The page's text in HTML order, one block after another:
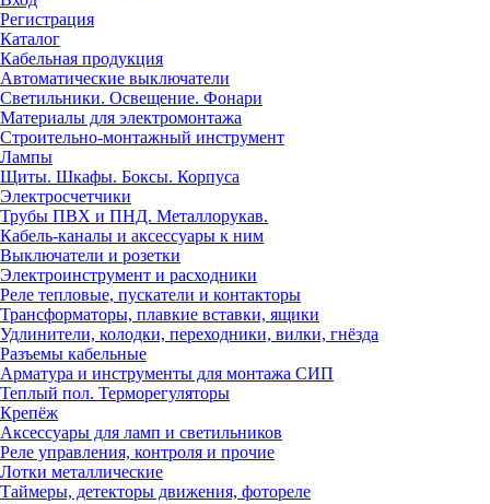
Регистрация
Каталог
Кабельная продукция
Автоматические выключатели
Светильники. Освещение. Фонари
Материалы для электромонтажа
Строительно-монтажный инструмент
Лампы
Щиты. Шкафы. Боксы. Корпуса
Электросчетчики
Трубы ПВХ и ПНД. Металлорукав.
Кабель-каналы и аксессуары к ним
Выключатели и розетки
Электроинструмент и расходники
Реле тепловые, пускатели и контакторы
Трансформаторы, плавкие вставки, ящики
Удлинители, колодки, переходники, вилки, гнёзда
Разъемы кабельные
Арматура и инструменты для монтажа СИП
Теплый пол. Терморегуляторы
Крепёж
Аксессуары для ламп и светильников
Реле управления, контроля и прочие
Лотки металлические
Таймеры, детекторы движения, фотореле